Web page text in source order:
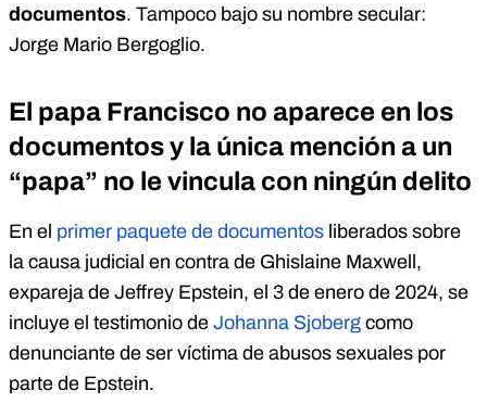
documentos. Tampoco bajo su nombre secular:
Jorge Mario Bergoglio.
El papa Francisco no aparece en los
documentos y la única mención a un
“papa” no le vincula con ningún delito
En el primer paquete de documentos liberados sobre
la causa judicial en contra de Ghislaine Maxwell,
expareja de Jeffrey Epstein, el 3 de enero de 2024, se
incluye el testimonio de Johanna Sjoberg como
denunciante de ser víctima de abusos sexuales por
parte de Epstein.